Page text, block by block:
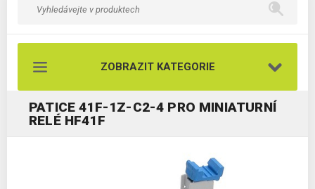
ZOBRAZIT KATEGORIE
PATICE 41F-1Z-C2-4 PRO MINIATURNÍ
RELÉ HF41F